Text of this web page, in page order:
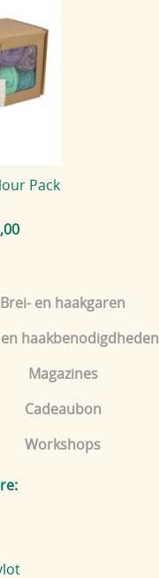
Brei- en haakgaren
haakbenodigdheden
Magazines
Cadeaubon
Workshops
Pack